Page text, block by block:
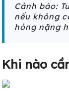
Cảnh báo:
nếu không
hỏng nặng
Khi nào